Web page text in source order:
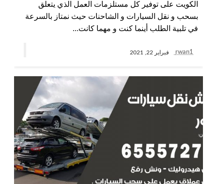
الكويت على توفير كل مستلزمات العمل الذي يتعلق
بسحب و نقل السيارات و الشاحنات حيث نمتاز بالسرعة
في تلبية الطلب أينما كنت و مهما كانت…
rwan1 فبراير 22, 2021